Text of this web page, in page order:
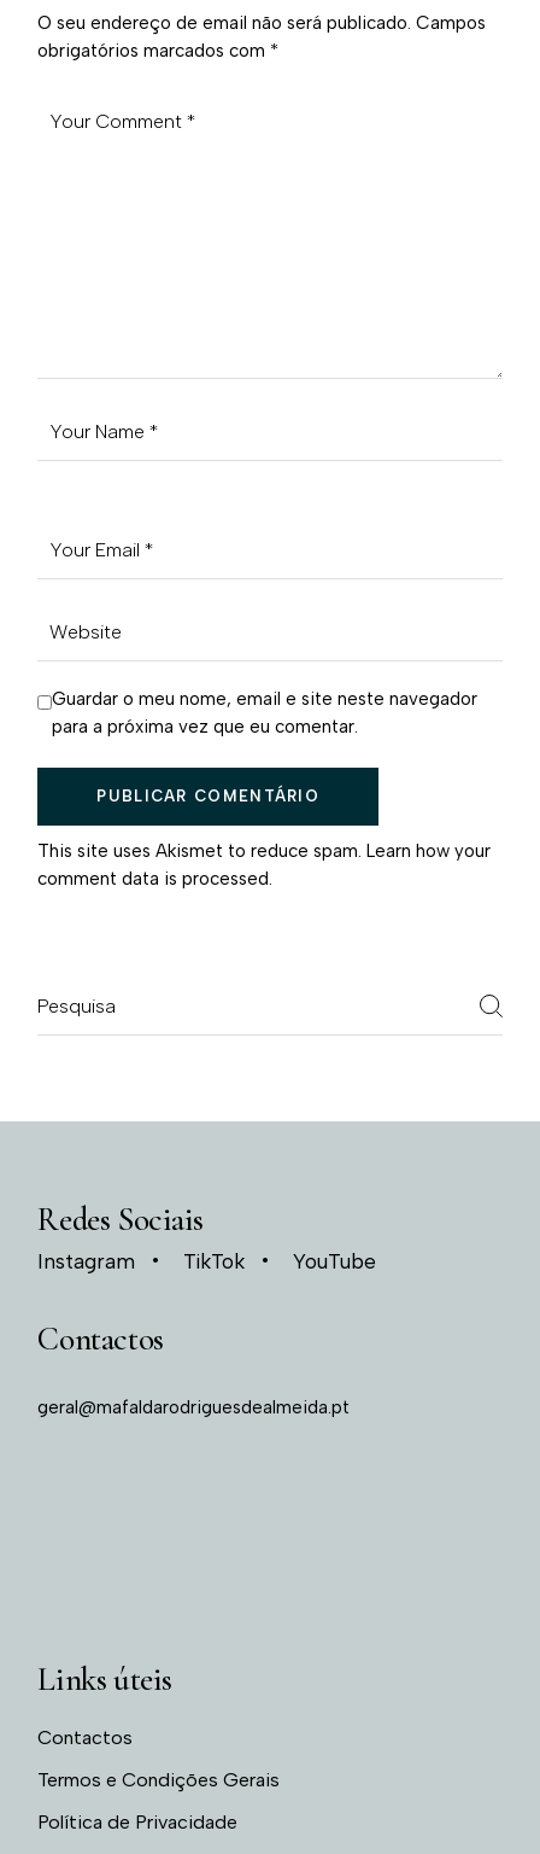
O seu endereço de email não será publicado. Campos
obrigatórios marcados com *
Guardar o meu nome, email e site neste navegador
para a próxima vez que eu comentar.
PUBLICAR COMENTÁRIO
This site uses Akismet to reduce spam.Learn how your
comment data is processed.
Redes Sociais
Instagram TikTok YouTube
Contactos
geral@mafaldarodriguesdealmeida.pt
Links úteis
Contactos
Termos e Condições Gerais
Política de Privacidade